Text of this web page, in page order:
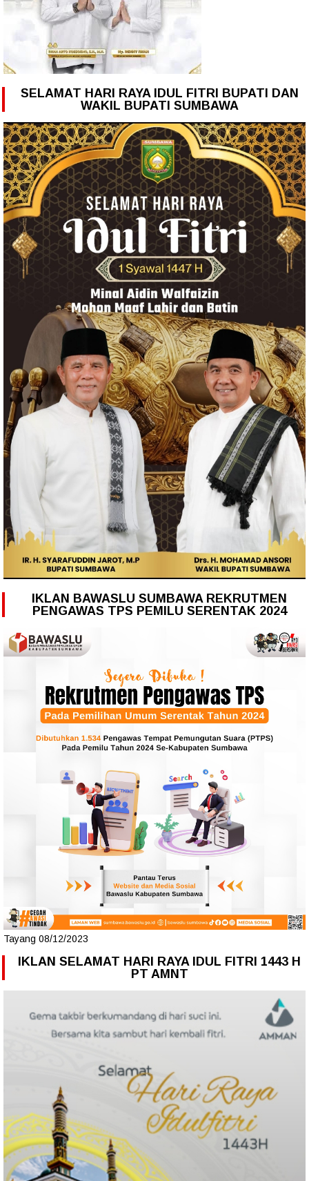
SELAMAT HARI RAYA IDUL FITRI BUPATI DAN
WAKIL BUPATI SUMBAWA
IKLAN BAWASLU SUMBAWA REKRUTMEN
PENGAWAS TPS PEMILU SERENTAK 2024
Tayang 08/12/2023
IKLAN SELAMAT HARI RAYA IDUL FITRI 1443 H
PT AMNT